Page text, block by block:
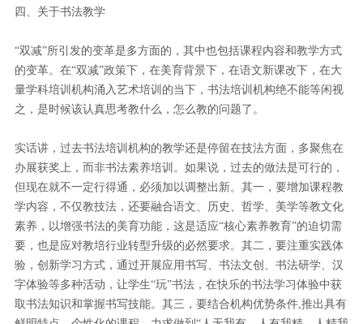
四、关于书法教学
“双减”所引发的变革是多方面的，其中也包括课程内容和教学方式
的变革。在“双减”政策下，在美育背景下，在语文新课改下，在大
量学科培训机构涌入艺术培训的当下，书法培训机构绝不能等闲视
之，是时候该认真思考教什么，怎么教的问题了。
实话讲，过去书法培训机构的教学还是停留在技法方面，多聚焦在
办展获奖上，而非书法素养培训。如果说，过去的做法是可行的，
但现在就不一定行得通，必须加以调整出新。其一，要增加课程教
学内容，不仅教技法，还要融合语文、历史、哲学、美学等教文化
素养，以增强书法的美育功能，这是适应“核心素养教育”的迫切需
要，也是应对教培行业转型升级的必然要求。其二，要注重实践体
验，创新学习方式，通过开展应用书写、书法文创、书法研学、汉
字体验等多种活动，让学生“玩”书法，在快乐的书法学习体验中获
取书法知识和掌握书写技能。其三，要结合机构优势条件,推出具有